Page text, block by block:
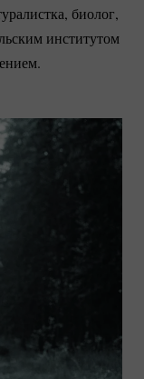
биолог,
институтом